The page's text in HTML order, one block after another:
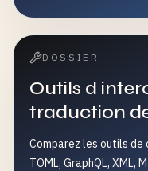
DOSSIER
Outils d
traduction
Comparez les outils de
TOML, GraphQL, XML,